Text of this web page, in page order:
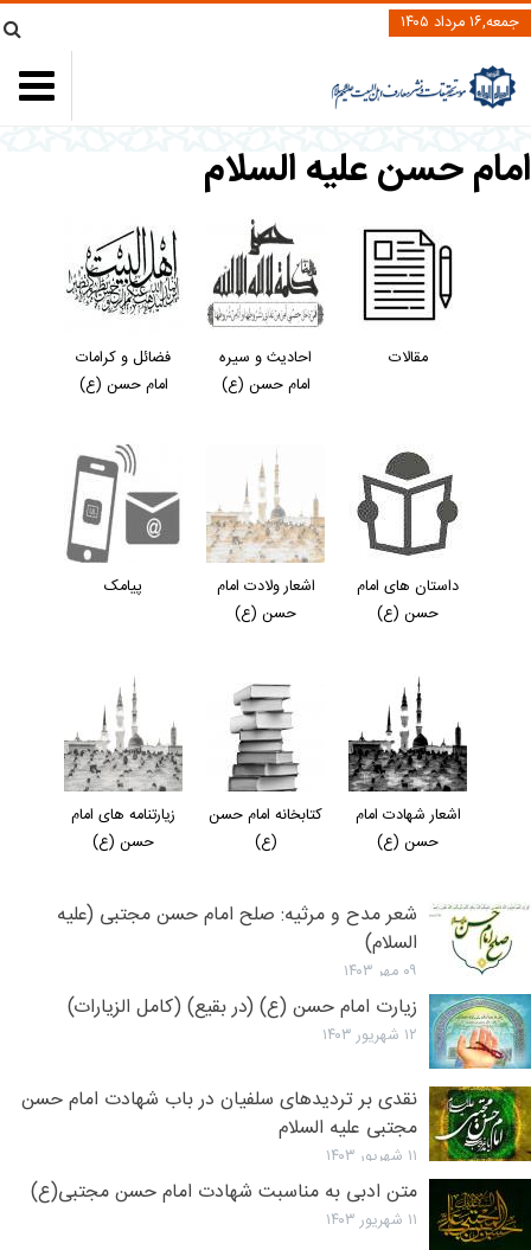
جمعه,۱۶ مرداد ۱۴۰۵
امام حسن عليه السلام
مقالات
احادیث و سیره
امام حسن (ع)
فضائل و کرامات
امام حسن (ع)
داستان های امام
حسن (ع)
اشعار ولادت امام
حسن (ع)
پیامک
اشعار شهادت امام
حسن (ع)
کتابخانه امام حسن
(ع)
زیارتنامه های امام
حسن (ع)
شعر مدح و مرثیه: صلح امام حسن مجتبی (علیه
السلام)
۰۹ مهر ۱۴۰۳
زیارت امام حسن (ع) (در بقیع) (کامل الزیارات)
۱۲ شهریور ۱۴۰۳
نقدی بر تردیدهای سلفیان در باب شهادت امام حسن
مجتبی علیه السلام
۱۱ شهریور ۱۴۰۳
متن ادبی به مناسبت شهادت امام حسن مجتبی(ع)
۱۱ شهریور ۱۴۰۳